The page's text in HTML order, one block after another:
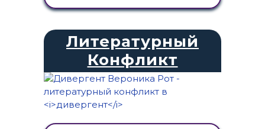
Литературный
Конфликт